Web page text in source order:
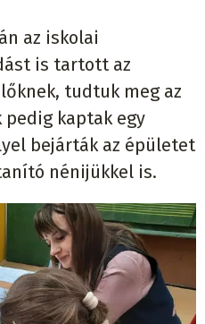
az iskolai
is tartott az
tudtuk meg az
pedig kaptak egy
bejárták az épületet
nénijükkel is.